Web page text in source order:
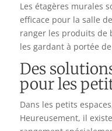
Les étagères murales
efficace pour la salle
ranger les produits de
les gardant à portée
Des
pour les
Dans les petits
Heureusement, il